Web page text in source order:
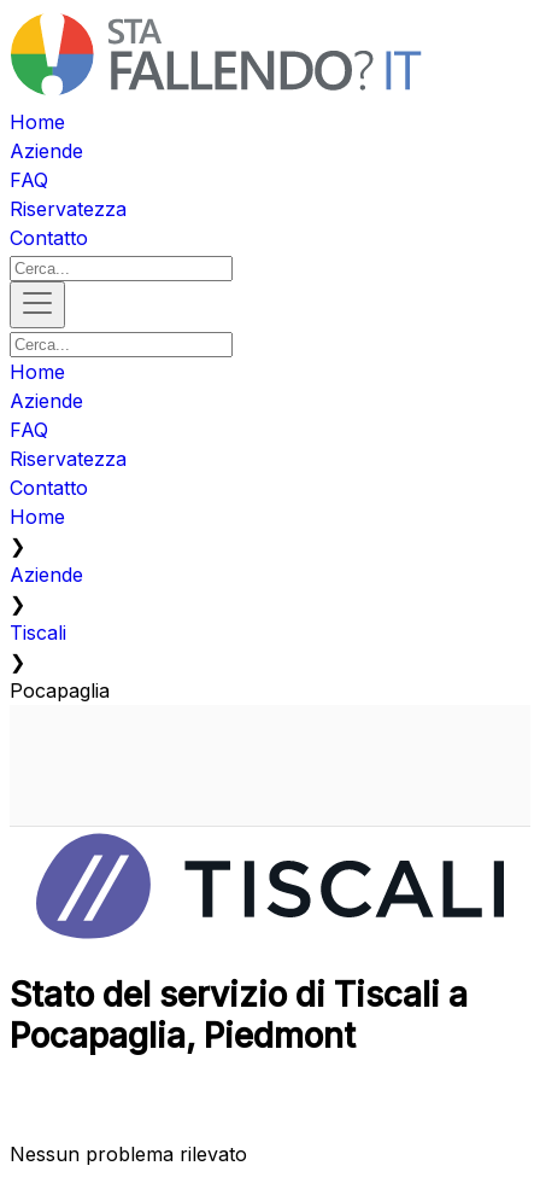
Home
Aziende
FAQ
Riservatezza
Contatto
Home
Aziende
FAQ
Riservatezza
Contatto
Home
❯
Aziende
❯
Tiscali
❯
Pocapaglia
Stato del servizio di Tiscali a
Pocapaglia, Piedmont
Nessun problema rilevato